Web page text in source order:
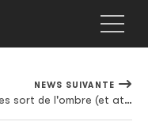
NEWS SUIVANTE
Kwes sort de l'ombre (et atterrit chez Warp)